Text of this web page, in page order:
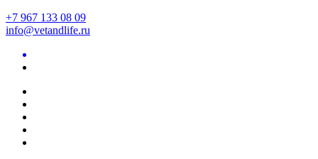
+7 967 133 08 09
info@vetandlife.ru